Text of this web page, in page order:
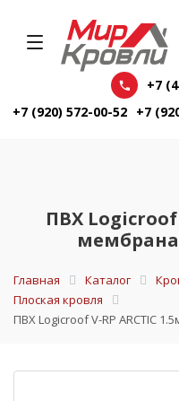
+7
+7 (920) 572-00-52 +7
ПВХ Logicroof
мембрана
Главная Каталог
Плоская кровля
ПВХ Logicroof V-RP ARCTIC